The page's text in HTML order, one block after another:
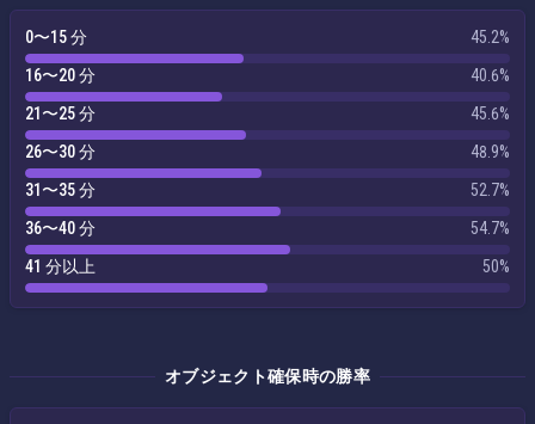
0〜15 分
45.2%
16〜20 分
40.6%
21〜25 分
45.6%
26〜30 分
48.9%
31〜35 分
52.7%
36〜40 分
54.7%
41 分以上
50%
オブジェクト確保時の勝率